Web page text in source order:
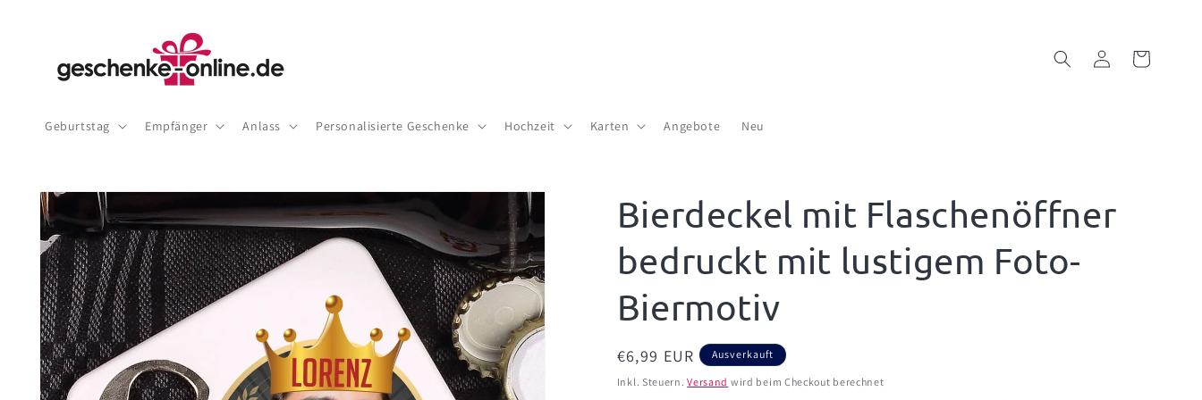
Geburtstag Empfänger Anlass Personalisierte Geschenke Hochzeit Karten Angebote Neu
EinloggenWarenkorb
Zu
Produktinformationen
springen
Bierdeckel mit Flaschenöffner
bedruckt mit lustigem Foto-
Biermotiv
Normaler
Preis
€6,99 EUR Ausverkauft
Inkl. Steuern.Versand wird beim Checkout berechnet